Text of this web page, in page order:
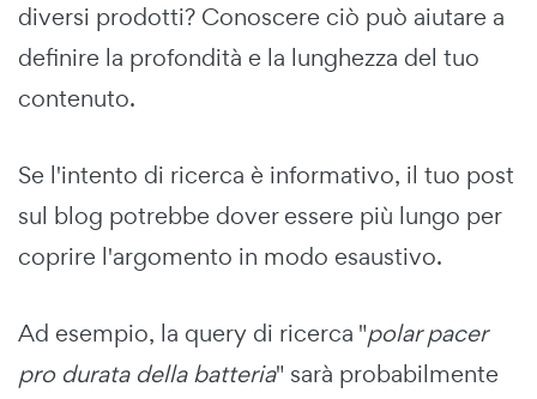
diversi prodotti? Conoscere ciò può aiutare a
definire la profondità e la lunghezza del tuo
contenuto.
Se l'intento di ricerca è informativo, il tuo post
sul blog potrebbe dover essere più lungo per
coprire l'argomento in modo esaustivo.
Ad esempio, la query di ricerca "polar pacer
pro durata della batteria" sarà probabilmente